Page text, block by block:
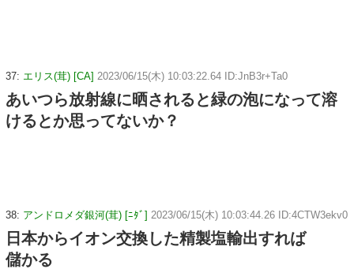
37: エリス(茸) [CA] 2023/06/15(木) 10:03:22.64 ID:JnB3r+Ta0
あいつら放射線に晒されると緑の泡になって溶
けるとか思ってないか？
38: アンドロメダ銀河(茸) [ﾆﾀﾞ] 2023/06/15(木) 10:03:44.26 ID:4CTW3ekv0
日本からイオン交換した精製塩輸出すれば
儲かる